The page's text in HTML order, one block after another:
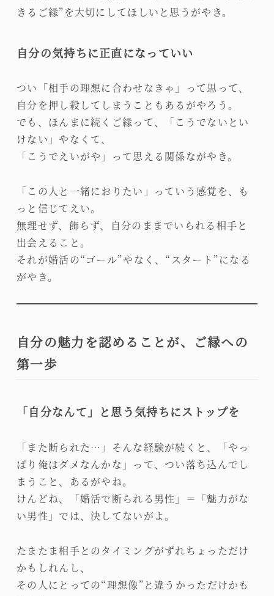
きるご縁”を大切にしてほしいと思うがやき。
自分の気持ちに正直になっていい
つい「相手の理想に合わせなきゃ」って思って、
自分を押し殺してしまうこともあるがやろう。
でも、ほんまに続くご縁って、「こうでないとい
けない」やなくて、
「こうでえいがや」って思える関係ながやき。
「この人と一緒におりたい」っていう感覚を、も
っと信じてえい。
無理せず、飾らず、自分のままでいられる相手と
出会えること。
それが婚活の“ゴール”やなく、“スタート”になる
がやき。
自分の魅力を認めることが、ご縁への
第一歩
「自分なんて」と思う気持ちにストップを
「また断られた…」そんな経験が続くと、「やっ
ぱり俺はダメなんかな」って、つい落ち込んでし
まうこと、あるがやね。
けんどね、「婚活で断られる男性」＝「魅力がな
い男性」では、決してないがよ。
たまたま相手とのタイミングがずれちょっただけ
かもしれんし、
その人にとっての“理想像”と違うかっただけかも